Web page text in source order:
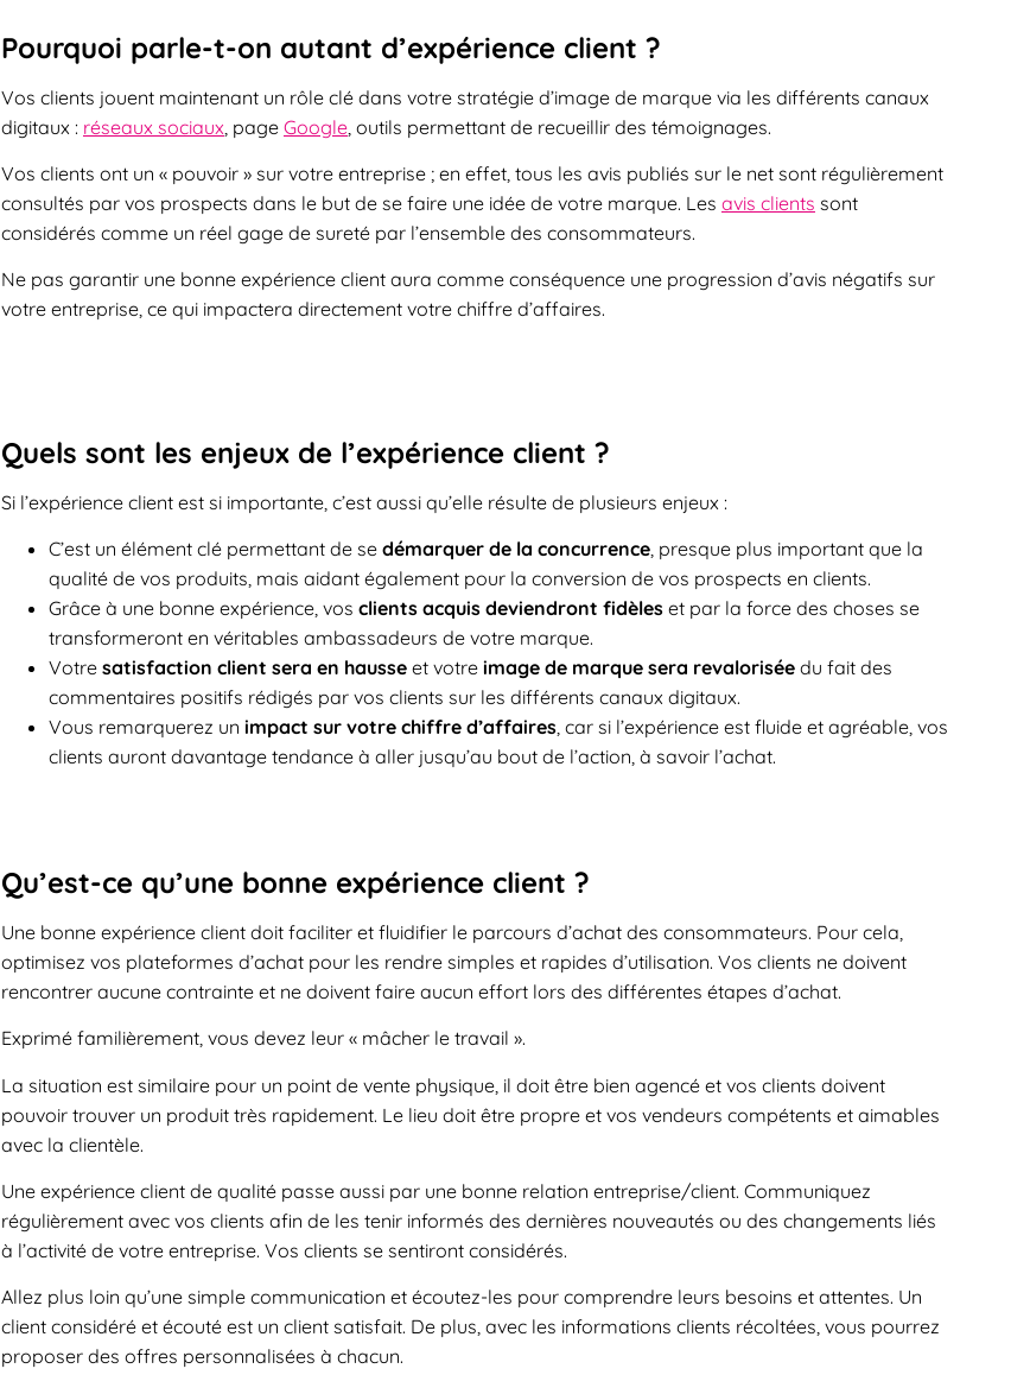
Pourquoi parle-t-on autant d’expérience client ?
Vos clients jouent maintenant un rôle clé dans votre stratégie d’image de marque via les différents canaux
digitaux : réseaux sociaux , page Google, outils permettant de recueillir des témoignages.
Vos clients ont un « pouvoir » sur votre entreprise ; en effet, tous les avis publiés sur le net sont régulièrement
consultés par vos prospects dans le but de se faire une idée de votre marque. Les avis clients sont
considérés comme un réel gage de sureté par l’ensemble des consommateurs.
Ne pas garantir une bonne expérience client aura comme conséquence une progression d’avis négatifs sur
votre entreprise, ce qui impactera directement votre chiffre d’affaires.
Quels sont les enjeux de l’expérience client ?
Si l’expérience client est si importante, c’est aussi qu’elle résulte de plusieurs enjeux :
C’est un élément clé permettant de se démarquer de la concurrence, presque plus important que la
qualité de vos produits, mais aidant également pour la conversion de vos prospects en clients.
Grâce à une bonne expérience, vos clients acquis deviendront fidèleset par la force des choses se
transformeront en véritables ambassadeurs de votre marque.
Votre satisfaction client sera en hausseet votre image de marque sera revaloriséedu fait des
commentaires positifs rédigés par vos clients sur les différents canaux digitaux.
Vous remarquerez un impact sur votre chiffre d’affaires, car si l’expérience est fluide et agréable, vos
clients auront davantage tendance à aller jusqu’au bout de l’action, à savoir l’achat.
Qu’est-ce qu’une bonne expérience client ?
Une bonne expérience client doit faciliter et fluidifier le parcours d’achat des consommateurs. Pour cela,
optimisez vos plateformes d’achat pour les rendre simples et rapides d’utilisation. Vos clients ne doivent
rencontrer aucune contrainte et ne doivent faire aucun effort lors des différentes étapes d’achat.
Exprimé familièrement, vous devez leur « mâcher le travail ».
La situation est similaire pour un point de vente physique, il doit être bien agencé et vos clients doivent
pouvoir trouver un produit très rapidement. Le lieu doit être propre et vos vendeurs compétents et aimables
avec la clientèle.
Une expérience client de qualité passe aussi par une bonne relation entreprise/client. Communiquez
régulièrement avec vos clients afin de les tenir informés des dernières nouveautés ou des changements liés
à l’activité de votre entreprise. Vos clients se sentiront considérés.
Allez plus loin qu’une simple communication et écoutez-les pour comprendre leurs besoins et attentes. Un
client considéré et écouté est un client satisfait. De plus, avec les informations clients récoltées, vous pourrez
proposer des offres personnalisées à chacun.